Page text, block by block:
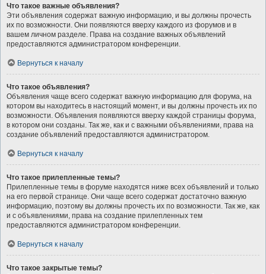
Что такое важные объявления?
Эти объявления содержат важную информацию, и вы должны прочесть
их по возможности. Они появляются вверху каждого из форумов и в
вашем личном разделе. Права на создание важных объявлений
предоставляются администратором конференции.
Вернуться к началу
Что такое объявления?
Объявления чаще всего содержат важную информацию для форума, на
котором вы находитесь в настоящий момент, и вы должны прочесть их по
возможности. Объявления появляются вверху каждой страницы форума,
в котором они созданы. Так же, как и с важными объявлениями, права на
создание объявлений предоставляются администратором.
Вернуться к началу
Что такое прилепленные темы?
Прилепленные темы в форуме находятся ниже всех объявлений и только
на его первой странице. Они чаще всего содержат достаточно важную
информацию, поэтому вы должны прочесть их по возможности. Так же, как
и с объявлениями, права на создание прилепленных тем
предоставляются администратором конференции.
Вернуться к началу
Что такое закрытые темы?